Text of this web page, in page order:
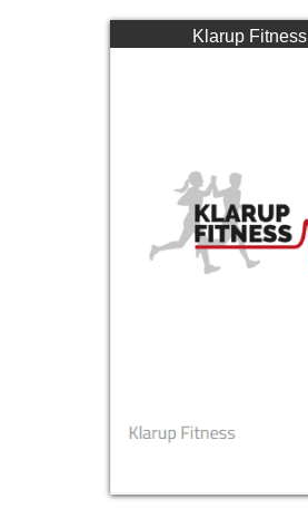
Klarup Fitness